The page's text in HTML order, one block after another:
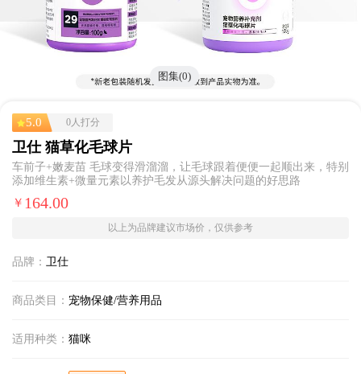
图集(0)
5.0 0人打分
卫仕 猫草化毛球片
车前子+嫩麦苗 毛球变得滑溜溜，让毛球跟着便便一起顺出来，特别
添加维生素+微量元素以养护毛发从源头解决问题的好思路
￥ 164.00
以上为品牌建议市场价，仅供参考
品牌： 卫仕
商品类目： 宠物保健/营养用品
适用种类： 猫咪